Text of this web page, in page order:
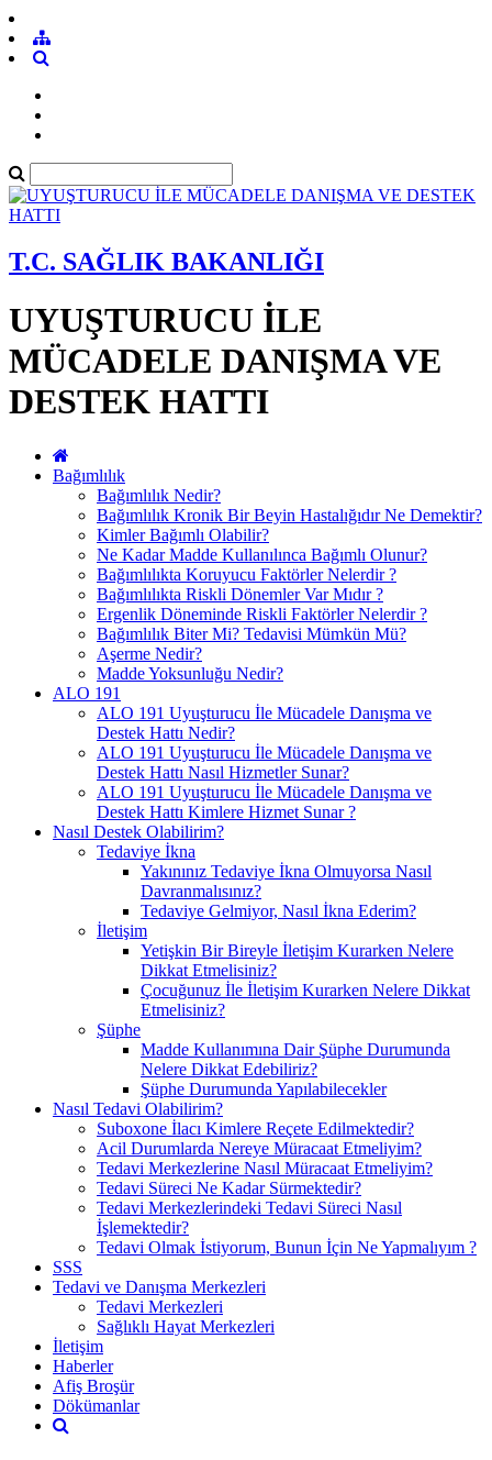
T.C. SAĞLIK BAKANLIĞI
UYUŞTURUCU İLE
MÜCADELE DANIŞMA VE
DESTEK HATTI
Bağımlılık
Bağımlılık Nedir?
Bağımlılık Kronik Bir Beyin Hastalığıdır Ne Demektir?
Kimler Bağımlı Olabilir?
Ne Kadar Madde Kullanılınca Bağımlı Olunur?
Bağımlılıkta Koruyucu Faktörler Nelerdir ?
Bağımlılıkta Riskli Dönemler Var Mıdır ?
Ergenlik Döneminde Riskli Faktörler Nelerdir ?
Bağımlılık Biter Mi? Tedavisi Mümkün Mü?
Aşerme Nedir?
Madde Yoksunluğu Nedir?
ALO 191
ALO 191 Uyuşturucu İle Mücadele Danışma ve
Destek Hattı Nedir?
ALO 191 Uyuşturucu İle Mücadele Danışma ve
Destek Hattı Nasıl Hizmetler Sunar?
ALO 191 Uyuşturucu İle Mücadele Danışma ve
Destek Hattı Kimlere Hizmet Sunar ?
Nasıl Destek Olabilirim?
Tedaviye İkna
Yakınınız Tedaviye İkna Olmuyorsa Nasıl
Davranmalısınız?
Tedaviye Gelmiyor, Nasıl İkna Ederim?
İletişim
Yetişkin Bir Bireyle İletişim Kurarken Nelere
Dikkat Etmelisiniz?
Çocuğunuz İle İletişim Kurarken Nelere Dikkat
Etmelisiniz?
Şüphe
Madde Kullanımına Dair Şüphe Durumunda
Nelere Dikkat Edebiliriz?
Şüphe Durumunda Yapılabilecekler
Nasıl Tedavi Olabilirim?
Suboxone İlacı Kimlere Reçete Edilmektedir?
Acil Durumlarda Nereye Müracaat Etmeliyim?
Tedavi Merkezlerine Nasıl Müracaat Etmeliyim?
Tedavi Süreci Ne Kadar Sürmektedir?
Tedavi Merkezlerindeki Tedavi Süreci Nasıl
İşlemektedir?
Tedavi Olmak İstiyorum, Bunun İçin Ne Yapmalıyım ?
SSS
Tedavi ve Danışma Merkezleri
Tedavi Merkezleri
Sağlıklı Hayat Merkezleri
İletişim
Haberler
Afiş Broşür
Dökümanlar